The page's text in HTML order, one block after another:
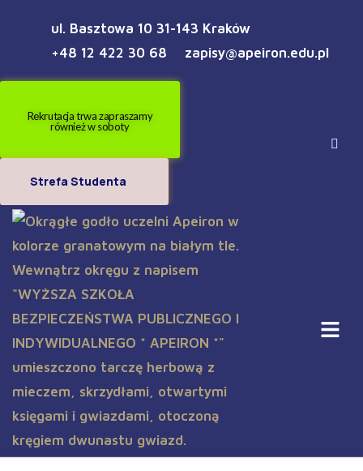
ul. Basztowa 10 31-143 Kraków
+48 12 422 30 68
zapisy@apeiron.edu.pl
Rekrutacja trwa zapraszamy
również w soboty
Strefa Studenta